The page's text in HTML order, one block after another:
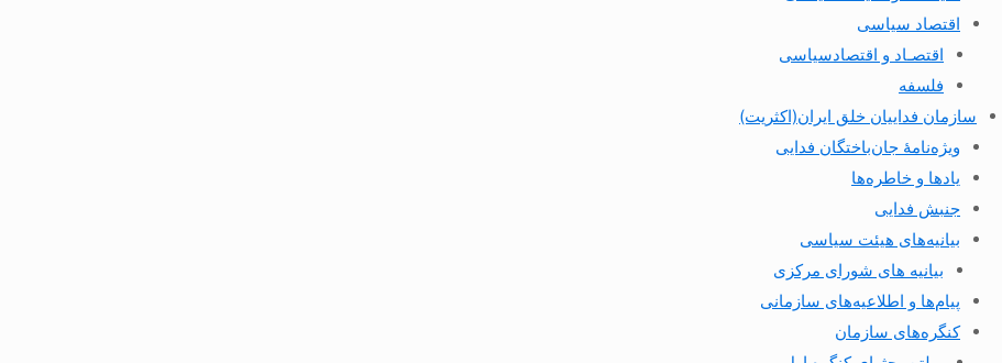
اقتصاد سیاسی
اقتصـاد و اقتصاد‌سیاسی
فلسفه
سازمان فداییان خلق ایران(اکثریت)
ویژه‌نامهٔ جان‌باختگان فدایی
یادها و خاطره‌ها
جنبش فدایی
بیانیه‌های هیئت سیاسی
بیانیه های شورای مرکزی
پیام‌ها و اطلاعیه‌های سازمانی
کنگره‌های سازمان